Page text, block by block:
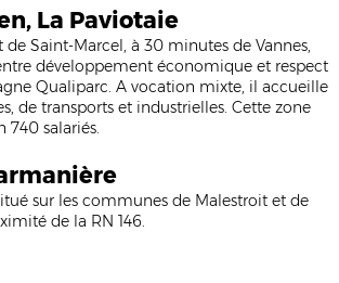
, La Paviotaie
Saint-Marcel, à 30 minutes de Vannes,
développement économique et respect
Qualiparc. A vocation mixte, il accueille
de transports et industrielles. Cette zone
740 salariés.
sur les communes de Malestroit et de
de la RN 146.